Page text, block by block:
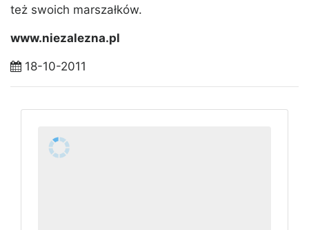
też swoich marszałków.
www.niezalezna.pl
18-10-2011